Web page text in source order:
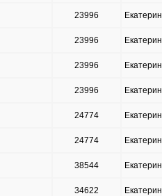
23996
23996
23996
23996
24774
24774
38544
34622